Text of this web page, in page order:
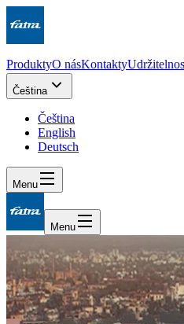
ProduktyO násKontakty
Čeština
Čeština
English
Deutsch
Menu
Menu